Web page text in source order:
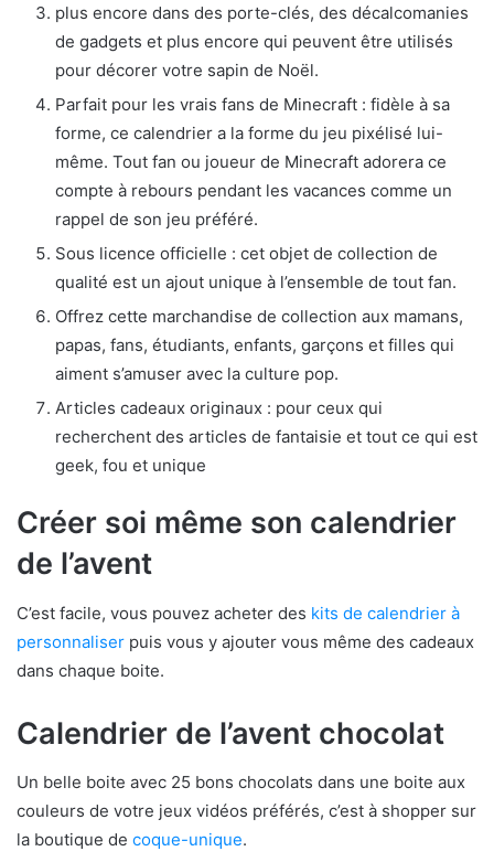
plus encore dans des porte-clés, des décalcomanies
de gadgets et plus encore qui peuvent être utilisés
pour décorer votre sapin de Noël.
Parfait pour les vrais fans de Minecraft : fidèle à sa
forme, ce calendrier a la forme du jeu pixélisé lui-
même. Tout fan ou joueur de Minecraft adorera ce
compte à rebours pendant les vacances comme un
rappel de son jeu préféré.
Sous licence officielle : cet objet de collection de
qualité est un ajout unique à l’ensemble de tout fan.
Offrez cette marchandise de collection aux mamans,
papas, fans, étudiants, enfants, garçons et filles qui
aiment s’amuser avec la culture pop.
Articles cadeaux originaux : pour ceux qui
recherchent des articles de fantaisie et tout ce qui est
geek, fou et unique
Créer soi même son calendrier
de l’avent
C’est facile, vous pouvez acheter des kits de calendrier à
personnaliser puis vous y ajouter vous même des cadeaux
dans chaque boite.
Calendrier de l’avent chocolat
Un belle boite avec 25 bons chocolats dans une boite aux
couleurs de votre jeux vidéos préférés, c’est à shopper sur
la boutique de coque-unique.